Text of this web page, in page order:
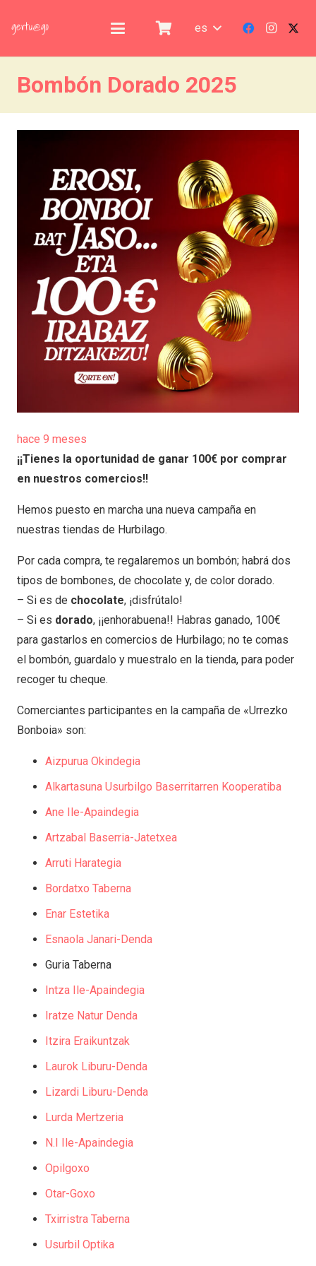
es
Bombón Dorado 2025
hace 9 meses
¡¡Tienes la oportunidad de ganar 100€ por comprar
en nuestros comercios!!
Hemos puesto en marcha una nueva campaña en
nuestras tiendas de Hurbilago.
Por cada compra, te regalaremos un bombón; habrá dos
tipos de bombones, de chocolate y, de color dorado.
– Si es de chocolate, ¡disfrútalo!
– Si es dorado, ¡¡enhorabuena!! Habras ganado, 100€
para gastarlos en comercios de Hurbilago; no te comas
el bombón, guardalo y muestralo en la tienda, para poder
recoger tu cheque.
Comerciantes participantes en la campaña de «Urrezko
Bonboia» son:
Aizpurua Okindegia
Alkartasuna Usurbilgo Baserritarren Kooperatiba
Ane Ile-Apaindegia
Artzabal Baserria-Jatetxea
Arruti Harategia
Bordatxo Taberna
Enar Estetika
Esnaola Janari-Denda
Guria Taberna
Intza Ile-Apaindegia
Iratze Natur Denda
Itzira Eraikuntzak
Laurok Liburu-Denda
Lizardi Liburu-Denda
Lurda Mertzeria
N.I Ile-Apaindegia
Opilgoxo
Otar-Goxo
Txirristra Taberna
Usurbil Optika